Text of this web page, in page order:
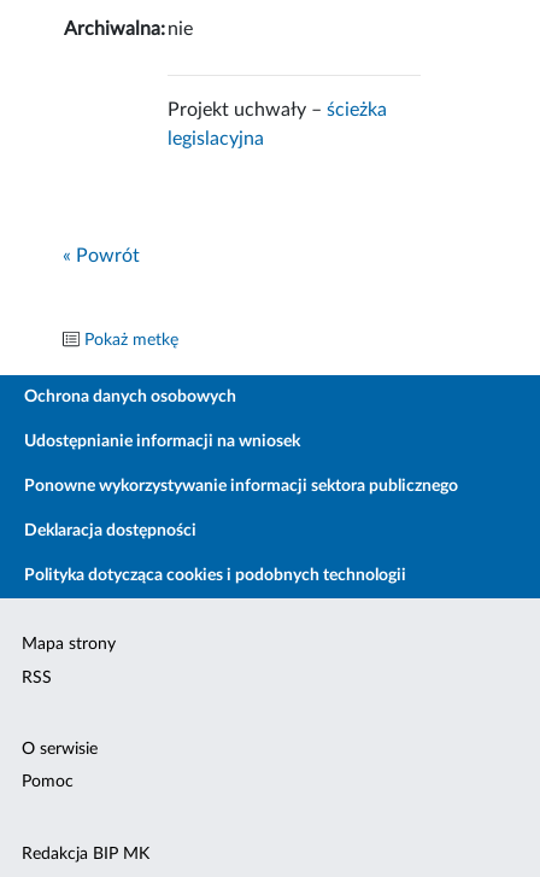
Archiwalna:nie
Projekt uchwały –ścieżka
legislacyjna
« Powrót
Pokaż metkę
Ochrona danych osobowych
Udostępnianie informacji na wniosek
Ponowne wykorzystywanie informacji sektora publicznego
Deklaracja dostępności
Polityka dotycząca cookies i podobnych technologii
Mapa strony
RSS
O serwisie
Pomoc
Redakcja BIP MK